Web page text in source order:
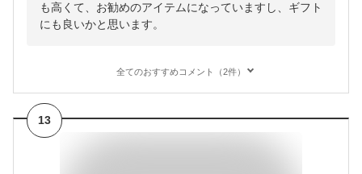
も高くて、お勧めのアイテムになっていますし、ギフト
にも良いかと思います。
全てのおすすめコメント（2件）
13